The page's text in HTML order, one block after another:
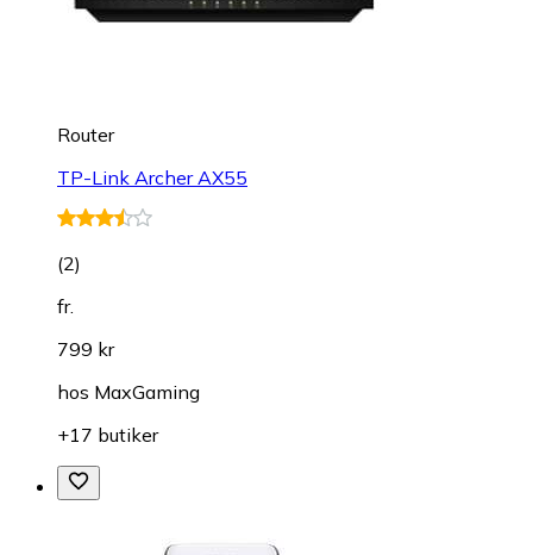
Router
TP-Link Archer AX55
(2)
fr.
799 kr
hos MaxGaming
+17 butiker